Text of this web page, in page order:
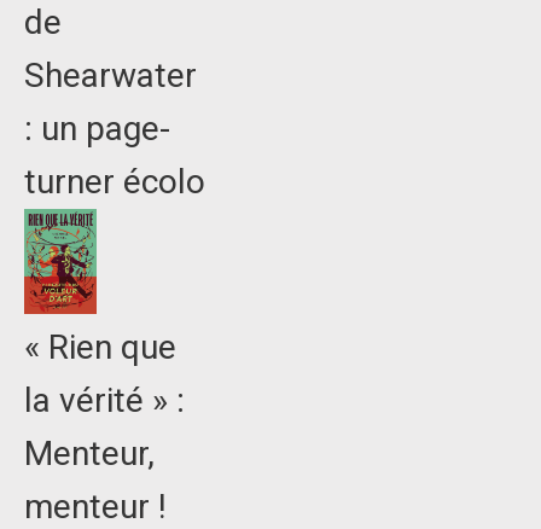
de
Shearwater
: un page-
turner écolo
« Rien que
la vérité » :
Menteur,
menteur !